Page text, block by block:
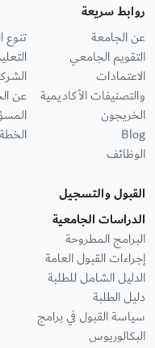
روابط سريعة
عن الجامعة
التقويم الجامعي
الاعتمادات
والتصنيفات الأكاديمية
الخريجون
Blog
الوظائف
تنوع
عن
القبول والتسجيل
الدراسات الجامعية
البرامج المطروحة
إجراءات القبول العامة
الدليل الشامل للطلبة
دليل الطلبة
سياسة القبول في برامج
البكالوريوس